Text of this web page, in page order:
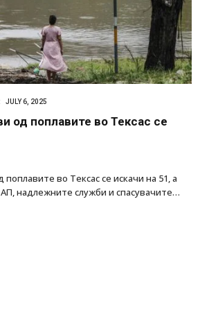
JULY 6, 2025
од поплавите во Тексас се
во Тексас се искачи на 51, а
надлежните служби и спасувачите…